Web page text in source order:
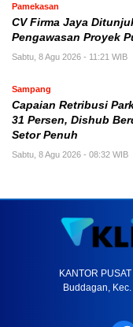
Pamekasan
CV Firma Jaya
Pengawasan Proyek
Sabtu, 8 Agu 2026 - 11:21 WIB
Sampang
Capaian Retribusi
31 Persen, Dishub
Setor Penuh
Sabtu, 8 Agu 2026 - 08:32 WIB
KANTOR
Buddagan,